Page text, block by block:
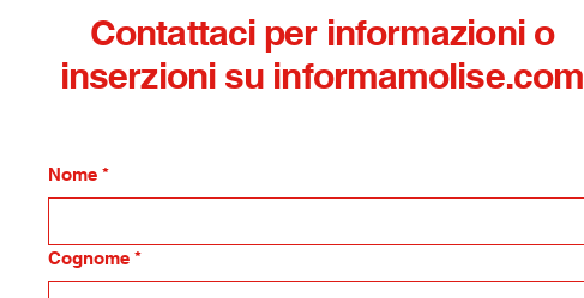
Contattaci per informazioni o
inserzioni su informamolise.com
Nome *
Cognome *